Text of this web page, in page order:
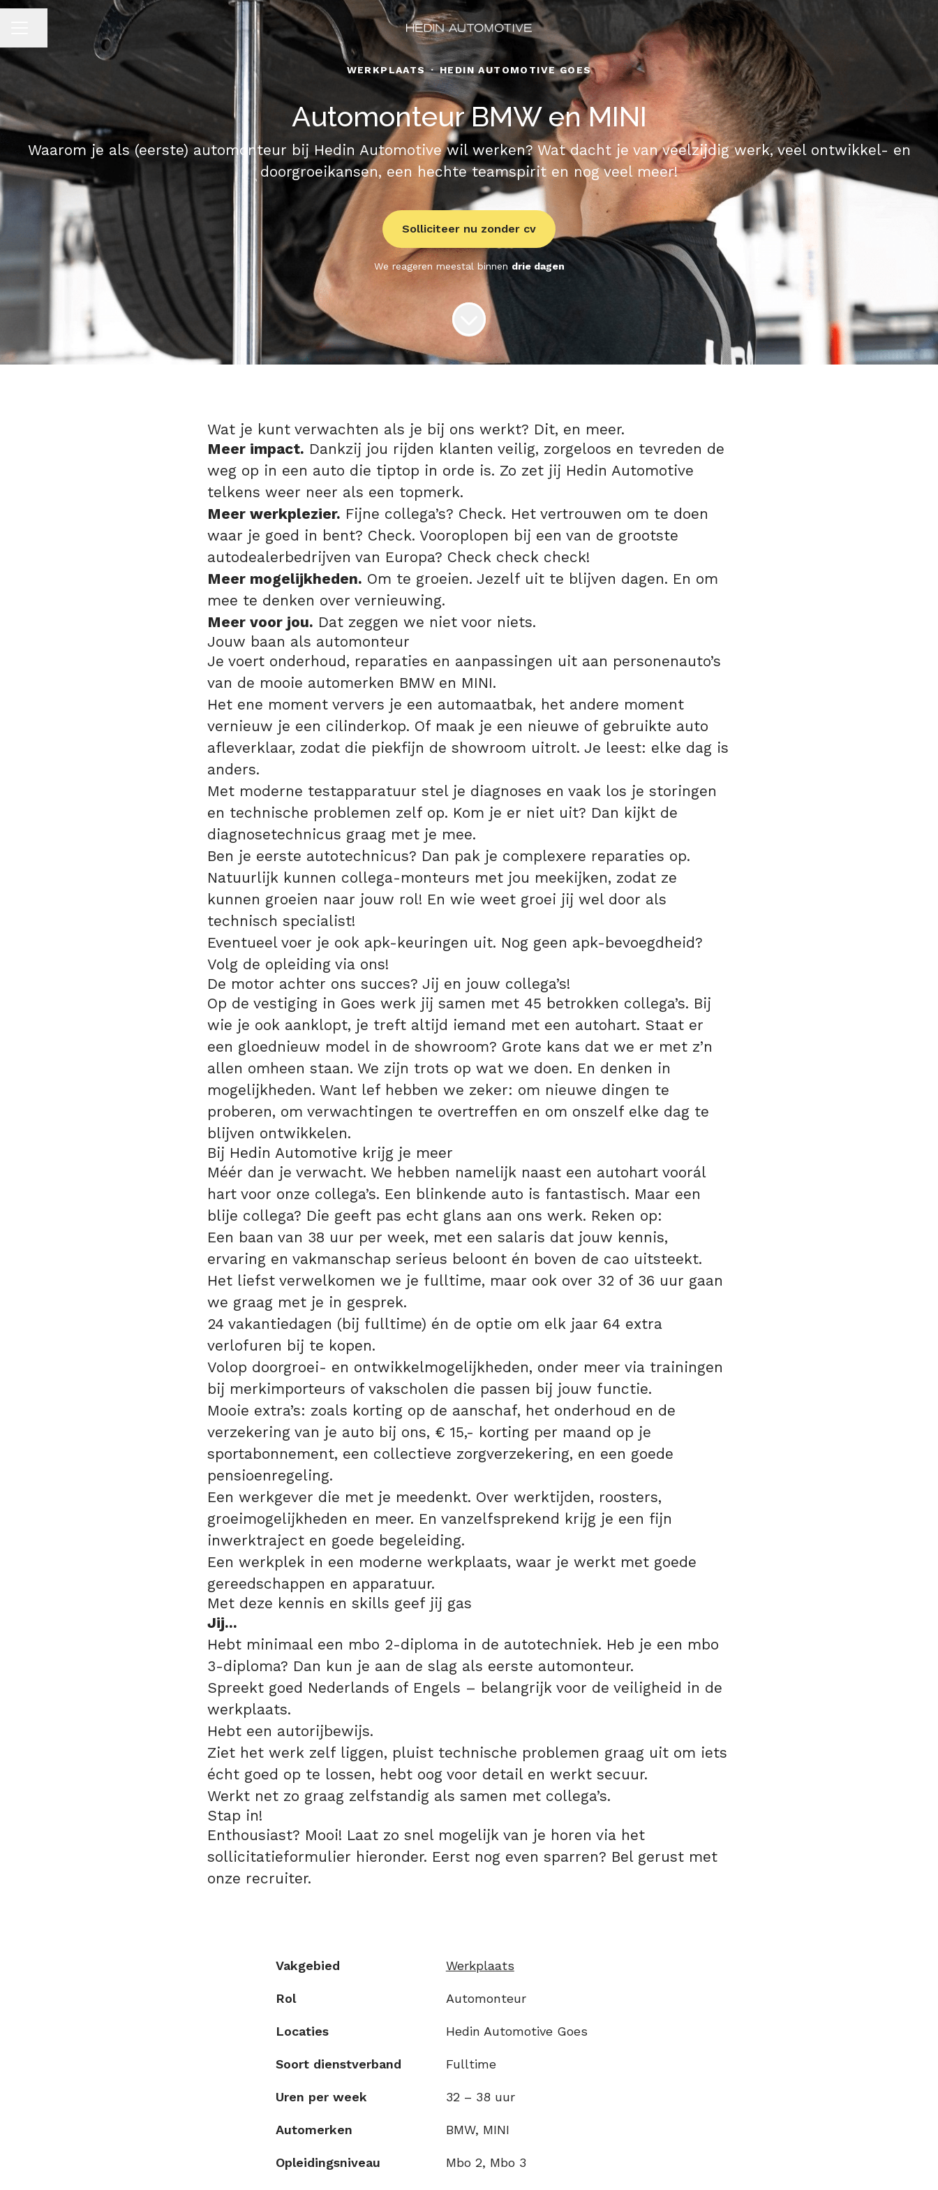
WERKPLAATS · HEDIN AUTOMOTIVE GOES
Automonteur BMW en MINI
Waarom je als (eerste) automonteur bij Hedin Automotive wil werken? Wat dacht je van veelzijdig werk, veel ontwikkel- en
doorgroeikansen, een hechte teamspirit en nog veel meer!
Solliciteer nu zonder cv
We reageren meestal binnen drie dagen
Wat je kunt verwachten als je bij ons werkt? Dit, en meer.
Meer impact. Dankzij jou rijden klanten veilig, zorgeloos en tevreden de
weg op in een auto die tiptop in orde is. Zo zet jij Hedin Automotive
telkens weer neer als een topmerk.
Meer werkplezier. Fijne collega’s? Check. Het vertrouwen om te doen
waar je goed in bent? Check. Vooroplopen bij een van de grootste
autodealerbedrijven van Europa? Check check check!
Meer mogelijkheden. Om te groeien. Jezelf uit te blijven dagen. En om
mee te denken over vernieuwing.
Meer voor jou. Dat zeggen we niet voor niets.
Jouw baan als automonteur
Je voert onderhoud, reparaties en aanpassingen uit aan personenauto’s
van de mooie automerken BMW en MINI.
Het ene moment ververs je een automaatbak, het andere moment
vernieuw je een cilinderkop. Of maak je een nieuwe of gebruikte auto
afleverklaar, zodat die piekfijn de showroom uitrolt. Je leest: elke dag is
anders.
Met moderne testapparatuur stel je diagnoses en vaak los je storingen
en technische problemen zelf op. Kom je er niet uit? Dan kijkt de
diagnosetechnicus graag met je mee.
Ben je eerste autotechnicus? Dan pak je complexere reparaties op.
Natuurlijk kunnen collega-monteurs met jou meekijken, zodat ze
kunnen groeien naar jouw rol! En wie weet groei jij wel door als
technisch specialist!
Eventueel voer je ook apk-keuringen uit. Nog geen apk-bevoegdheid?
Volg de opleiding via ons!
De motor achter ons succes? Jij en jouw collega’s!
Op de vestiging in Goes werk jij samen met 45 betrokken collega’s. Bij
wie je ook aanklopt, je treft altijd iemand met een autohart. Staat er
een gloednieuw model in de showroom? Grote kans dat we er met z’n
allen omheen staan. We zijn trots op wat we doen. En denken in
mogelijkheden. Want lef hebben we zeker: om nieuwe dingen te
proberen, om verwachtingen te overtreffen en om onszelf elke dag te
blijven ontwikkelen.
Bij Hedin Automotive krijg je meer
Méér dan je verwacht. We hebben namelijk naast een autohart voorál
hart voor onze collega’s. Een blinkende auto is fantastisch. Maar een
blije collega? Die geeft pas echt glans aan ons werk. Reken op:
Een baan van 38 uur per week, met een salaris dat jouw kennis,
ervaring en vakmanschap serieus beloont én boven de cao uitsteekt.
Het liefst verwelkomen we je fulltime, maar ook over 32 of 36 uur gaan
we graag met je in gesprek.
24 vakantiedagen (bij fulltime) én de optie om elk jaar 64 extra
verlofuren bij te kopen.
Volop doorgroei- en ontwikkelmogelijkheden, onder meer via trainingen
bij merkimporteurs of vakscholen die passen bij jouw functie.
Mooie extra’s: zoals korting op de aanschaf, het onderhoud en de
verzekering van je auto bij ons, € 15,- korting per maand op je
sportabonnement, een collectieve zorgverzekering, en een goede
pensioenregeling.
Een werkgever die met je meedenkt. Over werktijden, roosters,
groeimogelijkheden en meer. En vanzelfsprekend krijg je een fijn
inwerktraject en goede begeleiding.
Een werkplek in een moderne werkplaats, waar je werkt met goede
gereedschappen en apparatuur.
Met deze kennis en skills geef jij gas
Jij...
Hebt minimaal een mbo 2-diploma in de autotechniek. Heb je een mbo
3-diploma? Dan kun je aan de slag als eerste automonteur.
Spreekt goed Nederlands of Engels – belangrijk voor de veiligheid in de
werkplaats.
Hebt een autorijbewijs.
Ziet het werk zelf liggen, pluist technische problemen graag uit om iets
écht goed op te lossen, hebt oog voor detail en werkt secuur.
Werkt net zo graag zelfstandig als samen met collega’s.
Stap in!
Enthousiast? Mooi! Laat zo snel mogelijk van je horen via het
sollicitatieformulier hieronder. Eerst nog even sparren? Bel gerust met
onze recruiter.
Vakgebied Werkplaats
Rol Automonteur
Locaties Hedin Automotive Goes
Soort dienstverband Fulltime
Uren per week 32 – 38 uur
Automerken BMW, MINI
Opleidingsniveau Mbo 2, Mbo 3